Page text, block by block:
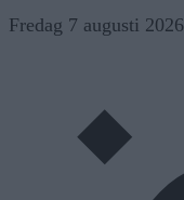
Skip
Fredag 7 augusti 2026